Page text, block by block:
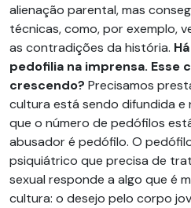
alienação parental, mas
técnicas, como, por exemplo,
as contradições da história.
pedofilia na imprensa.
crescendo? Precisamos
cultura está sendo difundida e
que o número de pedófilos
abusador é pedófilo. O
psiquiátrico que precisa de
sexual responde a algo que é
cultura: o desejo pelo corpo